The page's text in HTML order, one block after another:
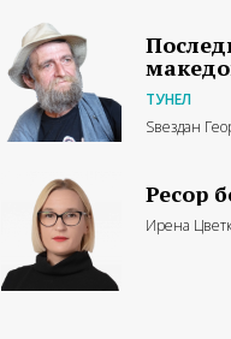
ТУНЕЛ
Ѕвездан
Ресор
Ирена